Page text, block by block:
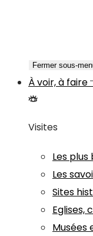
Fermer sous-
À voir, à faire
Visites
Les plus
Les
Sites
Eglises,
Musées